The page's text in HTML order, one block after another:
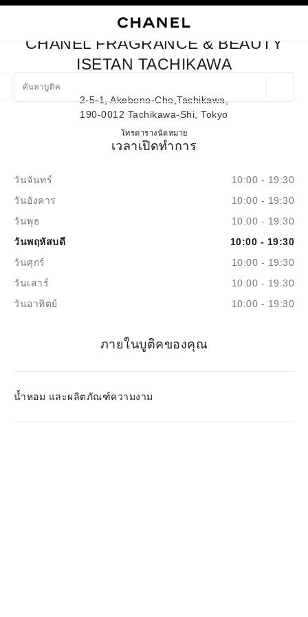
ค้นหาบูติค
ข้อเสนอจะแสดงอยู่ใต้แถบค้นหานี้
0 ข้อเสนอที่มีอยู่
ปิดการ์ดบูติก CHANEL FRAGRANCE & BEAUTY ISETAN
CHANEL FRAGRANCE & BEAUTY
ISETAN TACHIKAWA
2-5-1, Akebono-Cho,tachikawa,
190-0012 Tachikawa-Shi, Tokyo
โทร042-540-8407
ตารางนัดหมายCHANEL FRAGRANCE &
เวลาเปิดทำการ
วันจันทร์
10:00 - 19:30
วันอังคาร
10:00 - 19:30
วันพุธ
10:00 - 19:30
วันพฤหัสบดี
10:00 - 19:30
วันศุกร์
10:00 - 19:30
วันเสาร์
10:00 - 19:30
วันอาทิตย์
10:00 - 19:30
ภายในบูติคของคุณ
น้ำหอม และผลิตภัณฑ์ความงาม
นาฬิกาและเครื่องประดับอัญมณี